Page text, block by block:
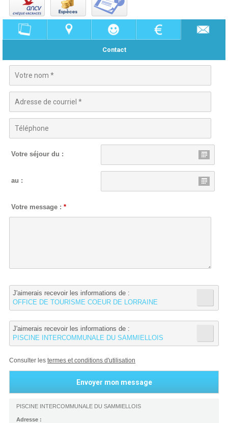
Contact
Votre séjour du :
au :
Votre message :*
J'aimerais recevoir les informations de :
OFFICE DE TOURISME COEUR DE LORRAINE
J'aimerais recevoir les informations de :
PISCINE INTERCOMMUNALE DU SAMMIELLOIS
Consulter lestermes et conditions d'utilisation
PISCINE INTERCOMMUNALE DU SAMMIELLOIS
Adresse :